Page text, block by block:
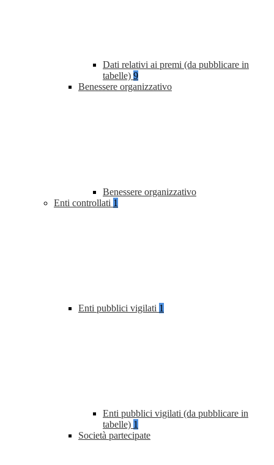
Dati relativi ai premi (da pubblicare in
tabelle) 9
Benessere organizzativo
Benessere organizzativo
Enti controllati 1
Enti pubblici vigilati 1
Enti pubblici vigilati (da pubblicare in
tabelle) 1
Società partecipate